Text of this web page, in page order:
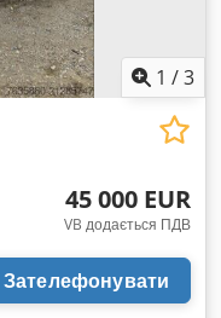
1 /3
45 000 EUR
VB додається ПДВ
Зателефонувати